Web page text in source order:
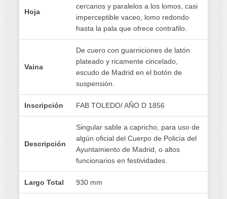
Hoja
cercanos y paralelos a los lomos, casi
imperceptible vaceo, lomo redondo
hasta la pala que ofrece contrafilo.
Vaina
De cuero con guarniciones de latón
plateado y ricamente cincelado,
escudo de Madrid en el botón de
suspensión.
Inscripción FAB TOLEDO/ AÑO D 1856
Descripción
Singular sable a capricho, para uso de
algún oficial del Cuerpo de Policía del
Ayuntamiento de Madrid, o altos
funcionarios en festividades.
Largo Total 930 mm